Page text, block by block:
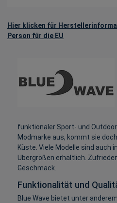
Hier klicken für
Person für die EU
funktionaler Sport- und
Modmarke aus, kommt sie
Küste. Viele Modelle sind auch
Übergrößen erhältlich.
Geschmack.
Funktionalität und
Blue Wave bietet unter